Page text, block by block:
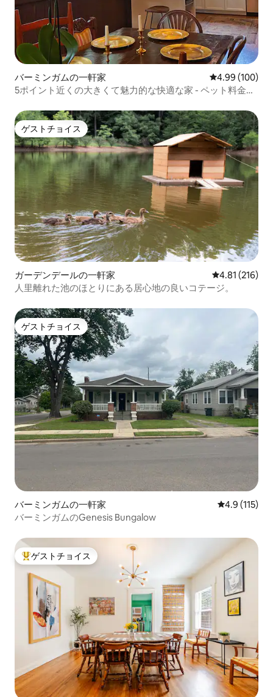
バーミンガムの一軒家 レビュー100
4.99 (100)
5ポイント近くの大きくて魅力的な快適な家 - ペット料金な
ゲストチョイス
ゲストチョイス
ガーデンデールの一軒家 レビュー216
4.81 (216)
人里離れた池のほとりにある居心地の良いコテージ。
ゲストチョイス
ゲストチョイス
バーミンガムの一軒家 レビュー115
4.9 (115)
バーミンガムのGenesis Bungalow
大好評のゲストチョイスです。
ゲストチョイス